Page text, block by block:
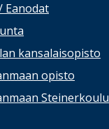
Eanodat
kansalaisopisto
opisto
Steinerkoulu